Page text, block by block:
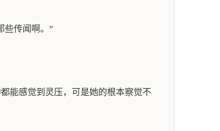
些传闻啊。”
能感觉到灵压，可是她的根本察觉不